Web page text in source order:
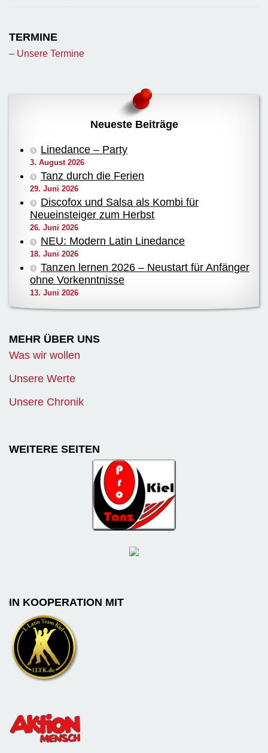
TERMINE
– Unsere Termine
Neueste Beiträge
Linedance – Party
3. August 2026
Tanz durch die Ferien
29. Juni 2026
Discofox und Salsa als Kombi für
Neueinsteiger zum Herbst
26. Juni 2026
NEU: Modern Latin Linedance
18. Juni 2026
Tanzen lernen 2026 – Neustart für Anfänger
ohne Vorkenntnisse
13. Juni 2026
MEHR ÜBER UNS
Was wir wollen
Unsere Werte
Unsere Chronik
WEITERE SEITEN
IN KOOPERATION MIT